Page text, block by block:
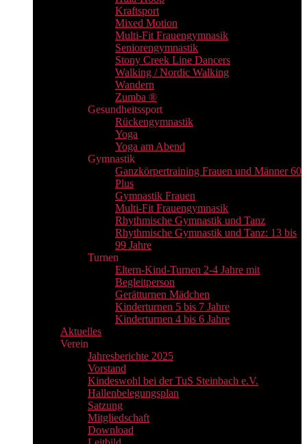
Kraftsport
Mixed Motion
Multi-Fit Frauengymnasik
Seniorengymnastik
Stony Creek Line Dancers
Walking / Nordic Walking
Wandern
Zumba ®
Gesundheitssport
Rückengymnastik
Yoga
Yoga am Abend
Gymnastik
Ganzkörpertraining Frauen und Männer 60
Plus
Gymnastik Frauen
Multi-Fit Frauengymnasik
Rhythmische Gymnastik und Tanz
Rhythmische Gymnastik und Tanz: 13 bis
99 Jahre
Turnen
Eltern-Kind-Turnen 2-4 Jahre mit
Begleitperson
Gerätturnen Mädchen
Kinderturnen 5 bis 7 Jahre
Kinderturnen 4 bis 6 Jahre
Aktuelles
Verein
Jahresberichte 2025
Vorstand
Kindeswohl bei der TuS Steinbach e.V.
Hallenbelegungsplan
Satzung
Mitgliedschaft
Download